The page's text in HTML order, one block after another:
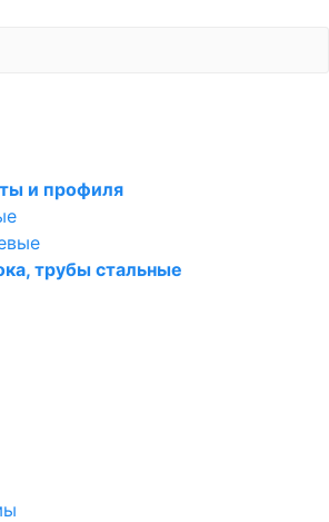
и профиля
трубы стальные